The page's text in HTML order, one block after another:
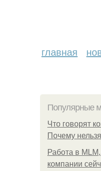
главная
Популярные
Что говорят
Почему
Работа в
компании